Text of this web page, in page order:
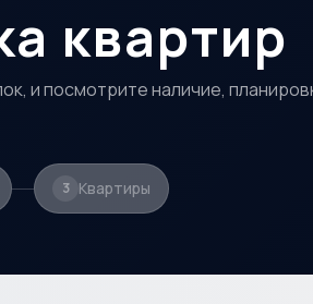
квартир
и посмотрите наличие,
3 Квартиры